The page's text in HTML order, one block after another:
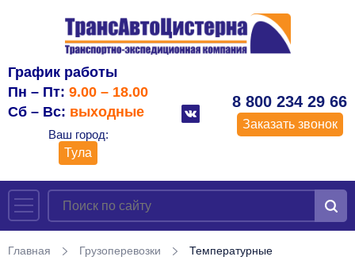
График работы
Пн – Пт: 9.00 – 18.00
Сб – Вс: выходные
Ваш город:
Тула
8 800 234 29 66
Заказать звонок
Главная Грузоперевозки Температурные